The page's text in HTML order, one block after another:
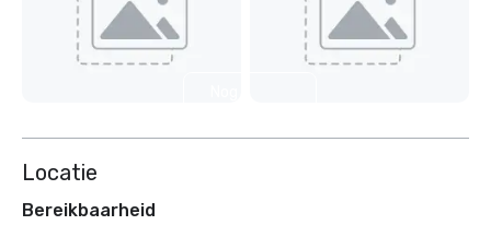
Locatie
Bereikbaarheid